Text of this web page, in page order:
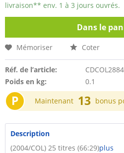
livraison** env. 1 à 3 jours ouvrés.
Dans le
Mémoriser Coter
Réf. de l’article:
CDCOL2884
Poids en kg:
0.1
P Maintenant 13 bonus
Description
(2004/COL) 25 titres (66:29)plus